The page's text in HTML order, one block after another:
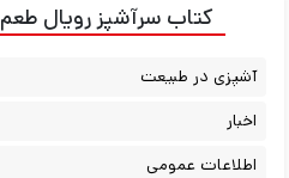
کتاب سرآشپز رویال طعم
آشپزی در طبیعت
اخبار
اطلاعات عمومی